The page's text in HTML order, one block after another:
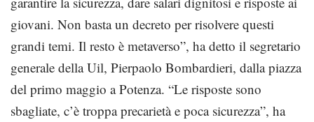
giovani. Non basta un decreto per risolvere questi
grandi temi. Il resto è metaverso”, ha detto il segretario
generale della Uil, Pierpaolo Bombardieri, dalla piazza
del primo maggio a Potenza. “Le risposte sono
sbagliate, c’è troppa precarietà e poca sicurezza”, ha